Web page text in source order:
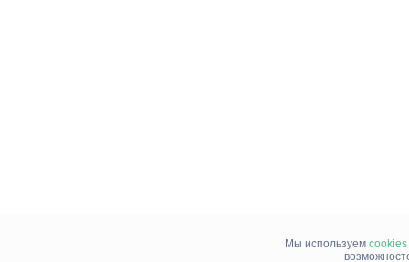
Мы используем cookies